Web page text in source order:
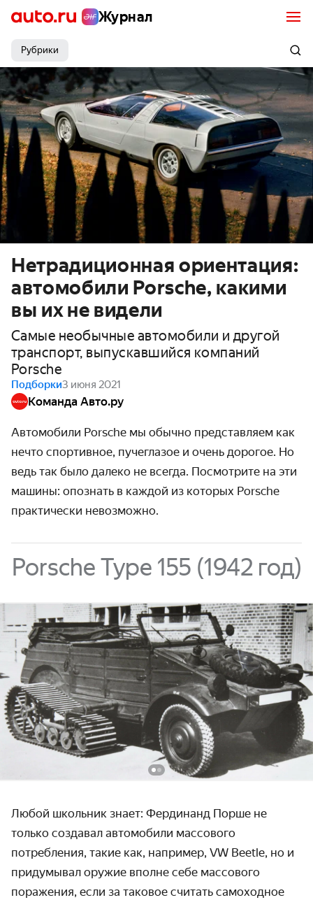
Журнал
Рубрики
Нетрадиционная ориентация:
автомобили Porsche, какими
вы их не видели
Самые необычные автомобили и другой
транспорт, выпускавшийся компаний
Porsche
Подборки3 июня 2021
Команда Авто.ру
Автомобили Porsche мы обычно представляем как
нечто спортивное, пучеглазое и очень дорогое. Но
ведь так было далеко не всегда. Посмотрите на эти
машины: опознать в каждой из которых Porsche
практически невозможно.
Porsche Type 155 (1942 год)
Любой школьник знает: Фердинанд Порше не
только создавал авто­мобили массового
потребления, такие как, например, VW Beetle, но и
при­думывал оружие вполне себе массового
пораже­ния, если за таковое считать само­ходное